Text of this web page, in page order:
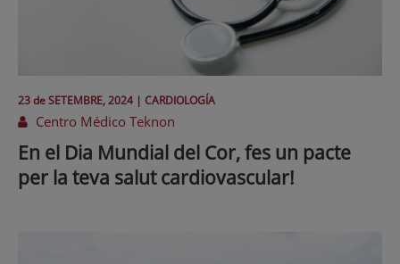
23 deSETEMBRE, 2024 | CARDIOLOGÍA
Centro Médico Teknon
En el Dia Mundial del Cor, fes un pacte
per la teva salut cardiovascular!